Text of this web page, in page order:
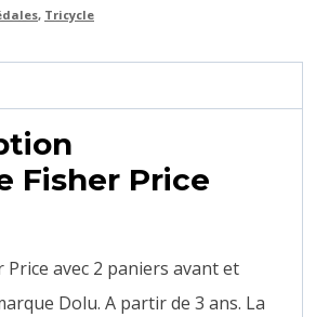
, Tricycle
Fisher Price
Price avec 2 paniers avant et
Dolu. A partir de 3 ans. La